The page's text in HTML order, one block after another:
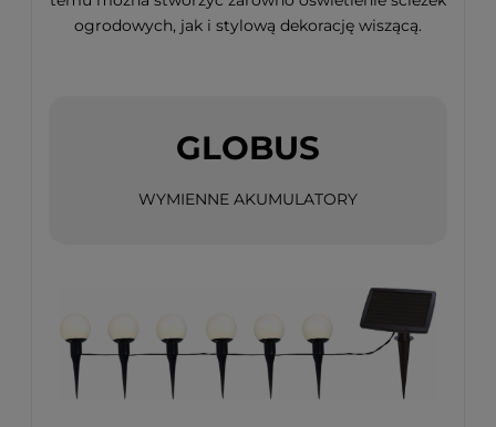
ogrodowych, jak i stylową dekorację wiszącą.
GLOBUS
WYMIENNE AKUMULATORY